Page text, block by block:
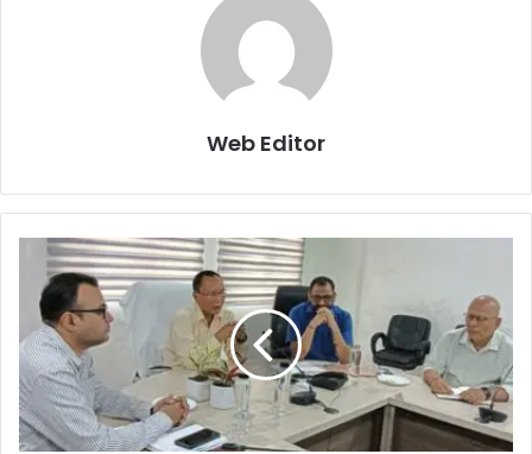
Web Editor